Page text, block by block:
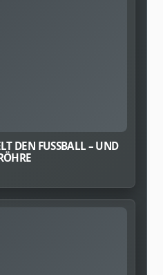
DEN FUSSBALL – UND D